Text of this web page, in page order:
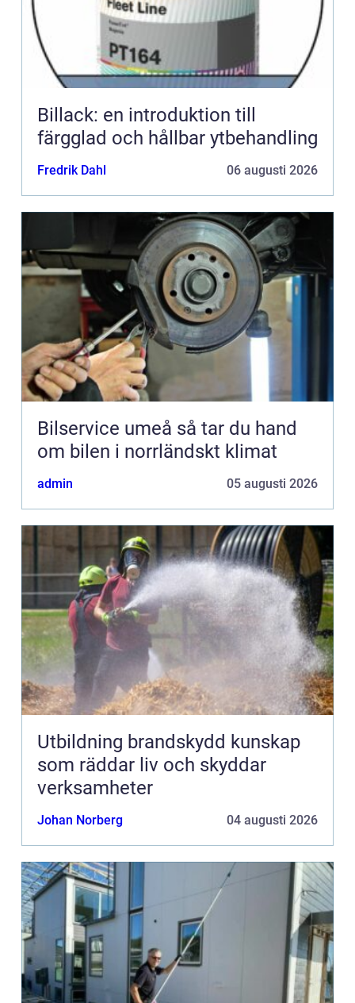
Billack: en introduktion till
färgglad och hållbar ytbehandling
Fredrik Dahl 06 augusti 2026
Bilservice umeå så tar du hand
om bilen i norrländskt klimat
admin 05 augusti 2026
Utbildning brandskydd kunskap
som räddar liv och skyddar
verksamheter
Johan Norberg 04 augusti 2026